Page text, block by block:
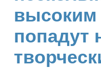
высоким
попадут